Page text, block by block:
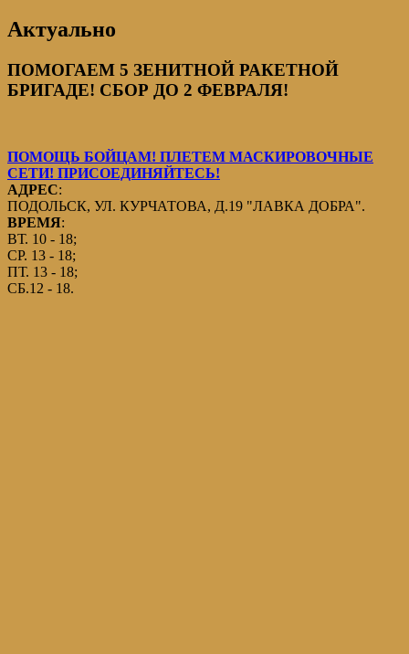
Актуально
ПОМОГАЕМ 5 ЗЕНИТНОЙ РАКЕТНОЙ
БРИГАДЕ! СБОР ДО 2 ФЕВРАЛЯ!
ПОМОЩЬ БОЙЦАМ! ПЛЕТЕМ МАСКИРОВОЧНЫЕ
СЕТИ! ПРИСОЕДИНЯЙТЕСЬ!
АДРЕС:
ПОДОЛЬСК, УЛ. КУРЧАТОВА, Д.19 "ЛАВКА ДОБРА".
ВРЕМЯ:
ВТ. 10 - 18;
СР. 13 - 18;
ПТ. 13 - 18;
СБ.12 - 18.